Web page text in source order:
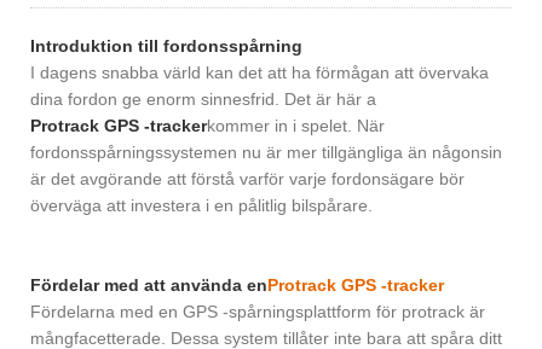
Introduktion till fordonsspårning
I dagens snabba värld kan det att ha förmågan att övervaka
dina fordon ge enorm sinnesfrid. Det är här a
Protrack GPS -trackerkommer in i spelet. När
fordonsspårningssystemen nu är mer tillgängliga än någonsin
är det avgörande att förstå varför varje fordonsägare bör
överväga att investera i en pålitlig bilspårare.
Fördelar med att använda enProtrack GPS -tracker
Fördelarna med en GPS -spårningsplattform för protrack är
mångfacetterade. Dessa system tillåter inte bara att spåra ditt